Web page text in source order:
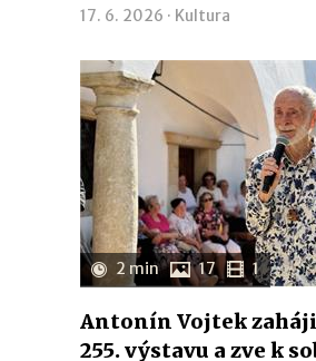
17. 6. 2026 · Kultura
2 min 17 1
Antonín Vojtek
255. výstavu a zve k